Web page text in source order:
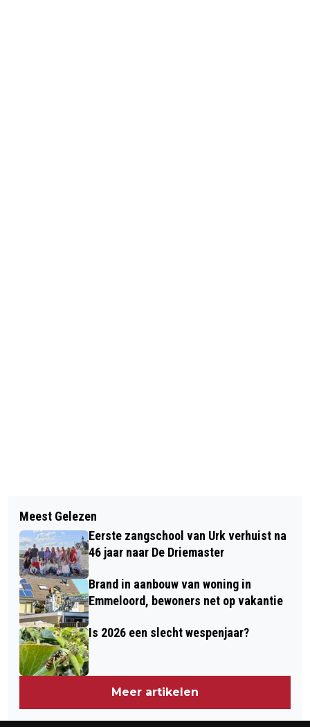
WERKEN, SLAPEN EN FEESTEN IN DE
POLDERTOREN STAP DICHTERBIJ
MEESTE ONE-NIGHT-STANDS IN
FLEVOLAND
Meest Gelezen
Eerste zangschool van Urk verhuist na
46 jaar naar De Driemaster
Brand in aanbouw van woning in
Emmeloord, bewoners net op vakantie
Is 2026 een slecht wespenjaar?
Meer artikelen